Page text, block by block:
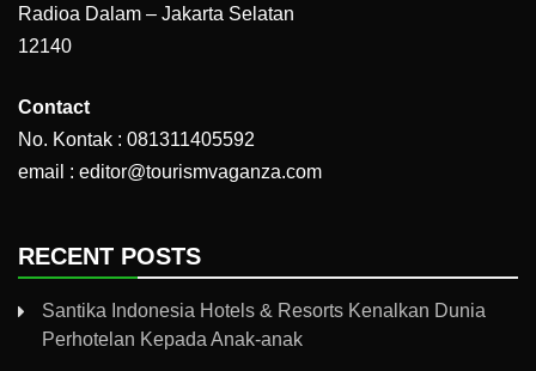
Radioa Dalam – Jakarta Selatan
12140
Contact
No. Kontak : 081311405592
email : editor@tourismvaganza.com
RECENT POSTS
Santika Indonesia Hotels & Resorts Kenalkan Dunia
Perhotelan Kepada Anak-anak